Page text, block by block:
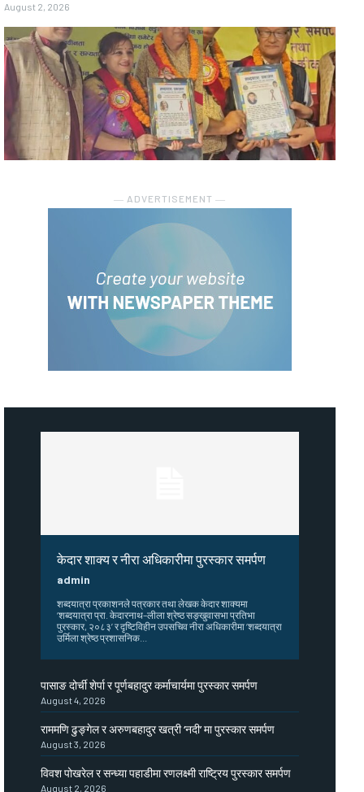
August 2, 2026
― ADVERTISEMENT ―
केदार शाक्य र नीरा अधिकारीमा पुरस्कार समर्पण
admin
शब्दयात्रा प्रकाशनले पत्रकार तथा लेखक केदार शाक्यमा
‘शब्दयात्रा प्रा. केदारनाथ–लीला श्रेष्ठ सङ्खुवासभा प्रतिभा
पुरस्कार, २०८३’ र दृष्टिविहीन उपसचिव नीरा अधिकारीमा ‘शब्दयात्रा
उर्मिला श्रेष्ठ प्रशासनिक...
पासाङ दोर्ची शेर्पा र पूर्णबहादुर कर्माचार्यमा पुरस्कार समर्पण
August 4, 2026
राममणि ढुङ्गेल र अरुणबहादुर खत्री ‘नदी’ मा पुरस्कार समर्पण
August 3, 2026
विवश पोखरेल र सन्ध्या पहाडीमा रणलक्ष्मी राष्ट्रिय पुरस्कार समर्पण
August 2, 2026